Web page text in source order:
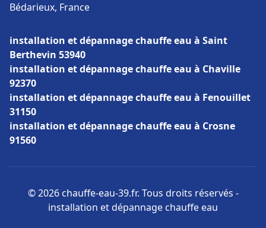
Bédarieux, France
installation et dépannage chauffe eau à Saint
Berthevin 53940
installation et dépannage chauffe eau à Chaville
92370
installation et dépannage chauffe eau à Fenouillet
31150
installation et dépannage chauffe eau à Crosne
91560
© 2026 chauffe-eau-39.fr. Tous droits réservés -
installation et dépannage chauffe eau